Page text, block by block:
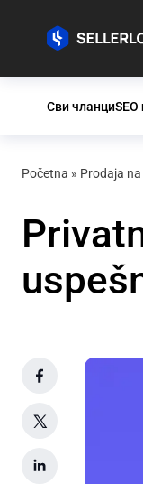
Сви чланци
Početna » Prodaja